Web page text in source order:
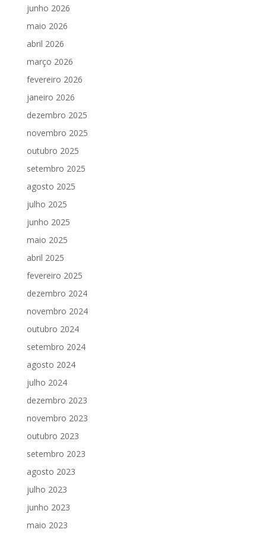
junho 2026
maio 2026
abril 2026
março 2026
fevereiro 2026
janeiro 2026
dezembro 2025
novembro 2025
outubro 2025
setembro 2025
agosto 2025
julho 2025
junho 2025
maio 2025
abril 2025
fevereiro 2025
dezembro 2024
novembro 2024
outubro 2024
setembro 2024
agosto 2024
julho 2024
dezembro 2023
novembro 2023
outubro 2023
setembro 2023
agosto 2023
julho 2023
junho 2023
maio 2023